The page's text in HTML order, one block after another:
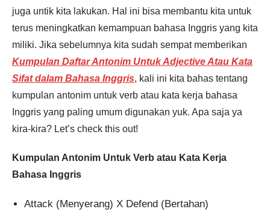
juga untik kita lakukan. Hal ini bisa membantu kita untuk
terus meningkatkan kemampuan bahasa Inggris yang kita
miliki. Jika sebelumnya kita sudah sempat memberikan
Kumpulan Daftar Antonim Untuk Adjective Atau Kata
Sifat dalam Bahasa Inggris, kali ini kita bahas tentang
kumpulan antonim untuk verb atau kata kerja bahasa
Inggris yang paling umum digunakan yuk. Apa saja ya
kira-kira? Let’s check this out!
Kumpulan Antonim Untuk Verb atau Kata Kerja
Bahasa Inggris
Attack (Menyerang) X Defend (Bertahan)